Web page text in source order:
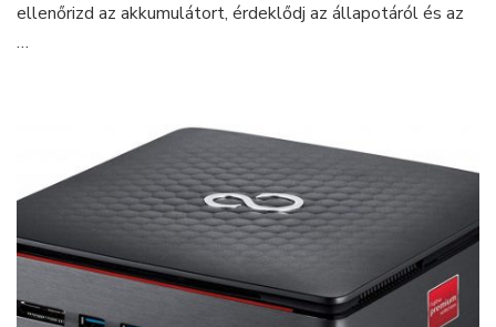
ellenőrizd az akkumulátort, érdeklődj az állapotáról és az
…